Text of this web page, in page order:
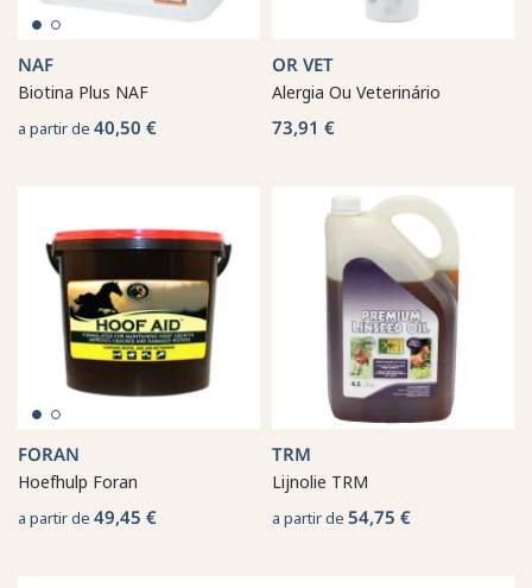
NAF
Biotina Plus NAF
a partir de 40,50 €
OR VET
Alergia Ou Veterinário
73,91 €
FORAN
Hoefhulp Foran
a partir de 49,45 €
TRM
Lijnolie TRM
a partir de 54,75 €